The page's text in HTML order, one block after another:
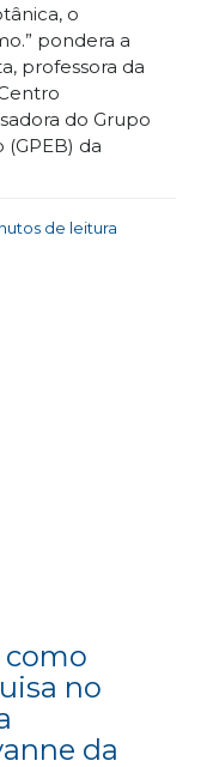
o
pondera a
professora da
do Grupo
da
de leitura
como
no
da